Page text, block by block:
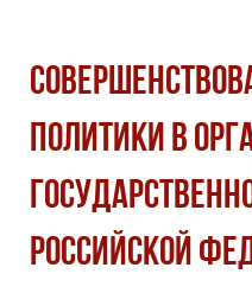
политики в
Российской